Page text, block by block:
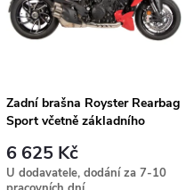
Zadní brašna Royster Rearbag
Sport včetně základního
Seatpad Basic.
6 625 Kč
U dodavatele, dodání za 7-10